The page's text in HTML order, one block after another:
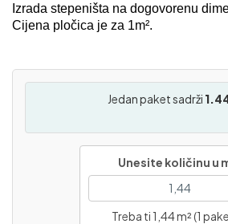
Izrada stepeništa na dogovorenu
Cijena pločica je za 1m².
Jedan paket sadrži
Unesite količinu u
Treba ti 1,44 m² (1